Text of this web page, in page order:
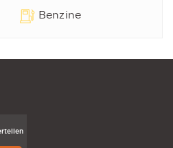
Benzine